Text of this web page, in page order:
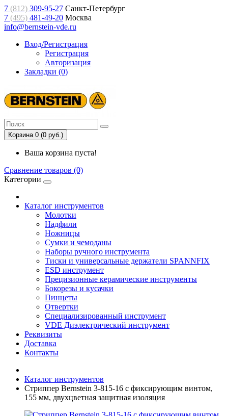
7 (812) 309-95-27 Санкт-Петербург
7 (495) 481-49-20 Москва
info@bernstein-vde.ru
Вход/Регистрация
Регистрация
Авторизация
Закладки (0)
Корзина 0 (0 руб.)
Ваша корзина пуста!
Сравнение товаров (0)
Категории
Каталог инструментов
Молотки
Надфили
Ножницы
Сумки и чемоданы
Наборы ручного инструмента
Тиски и универсальные держатели SPANNFIX
ESD инструмент
Прецизионные керамические инструменты
Бокорезы и кусачки
Пинцеты
Отвертки
Специализированный инструмент
VDE Диэлектрический инструмент
Реквизиты
Доставка
Контакты
Каталог инструментов
Стриппер Bernstein 3-815-16 с фиксирующим винтом,
155 мм, двухцветная защитная изоляция